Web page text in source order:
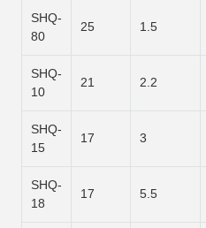
SHQ-
80
25 1.5
SHQ-
10
21 2.2
SHQ-
15
17 3
SHQ-
18
17 5.5